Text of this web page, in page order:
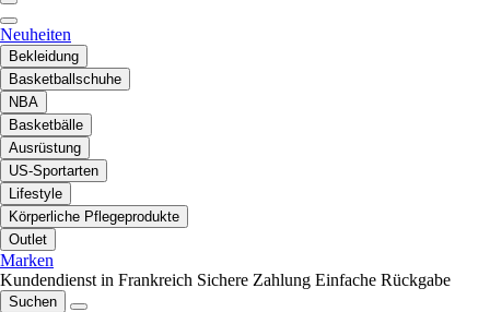
Neuheiten
Bekleidung
Basketballschuhe
NBA
Basketbälle
Ausrüstung
US-Sportarten
Lifestyle
Körperliche Pflegeprodukte
Outlet
Marken
Kundendienst in Frankreich Sichere Zahlung Einfache Rückgabe
Suchen